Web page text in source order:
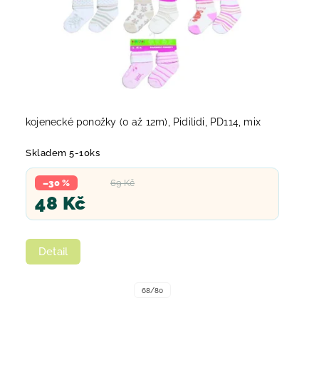
kojenecké ponožky (0 až 12m), Pidilidi, PD114, mix
Skladem 5-10ks
69 Kč
–30 %
48 Kč
Detail
68/80